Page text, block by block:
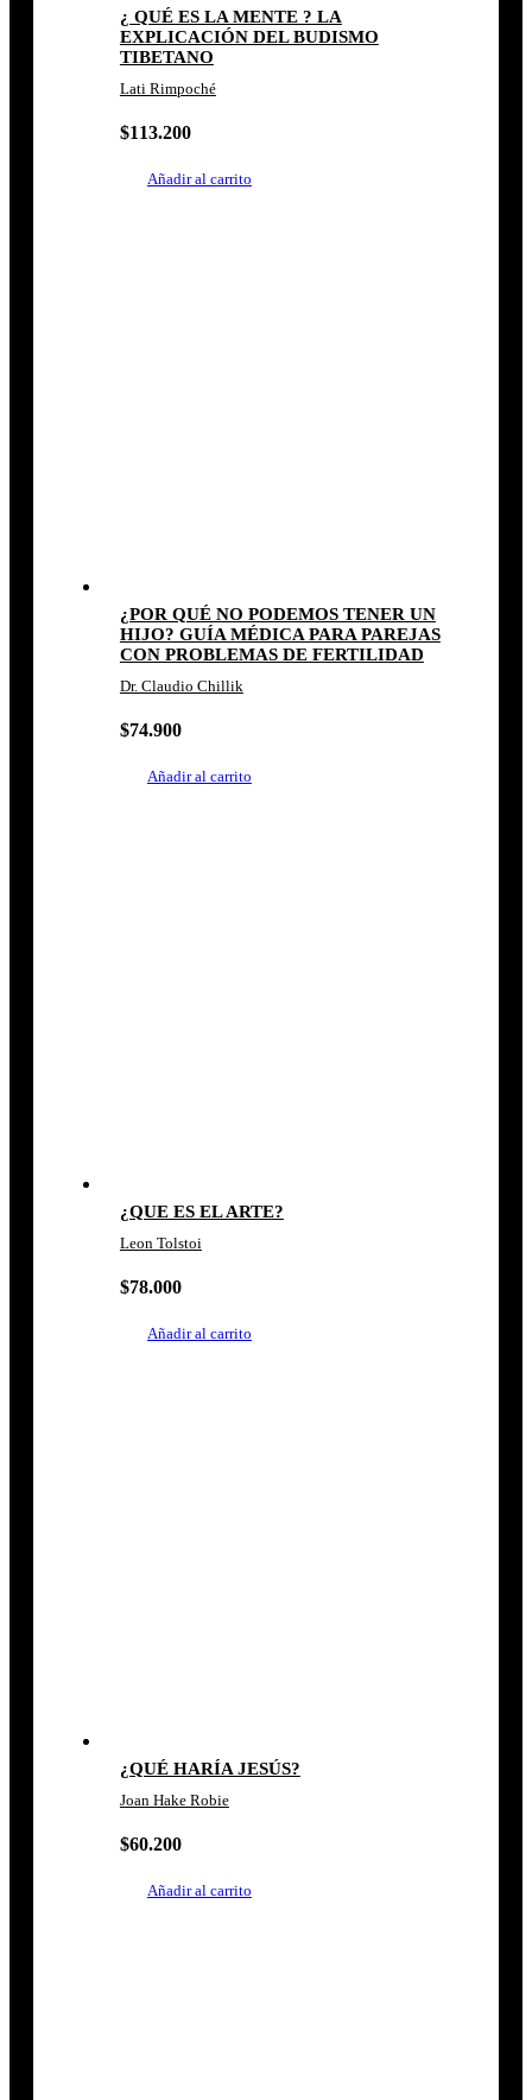
¿ QUÉ ES LA MENTE ? LA
EXPLICACIÓN DEL BUDISMO
TIBETANO
Lati Rimpoché
$113.200
Añadir al carrito
¿POR QUÉ NO PODEMOS TENER UN
HIJO? GUÍA MÉDICA PARA PAREJAS
CON PROBLEMAS DE FERTILIDAD
Dr. Claudio Chillik
$74.900
Añadir al carrito
¿QUE ES EL ARTE?
Leon Tolstoi
$78.000
Añadir al carrito
¿QUÉ HARÍA JESÚS?
Joan Hake Robie
$60.200
Añadir al carrito